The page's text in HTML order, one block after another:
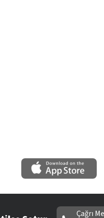
Çağrı